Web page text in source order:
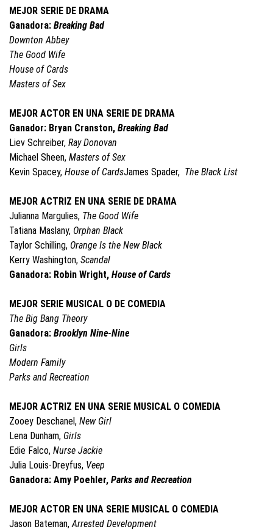
MEJOR SERIE DE DRAMA
Ganadora: Breaking Bad
Downton Abbey
The Good Wife
House of Cards
Masters of Sex
MEJOR ACTOR EN UNA SERIE DE DRAMA
Ganador: Bryan Cranston, Breaking Bad
Liev Schreiber, Ray Donovan
Michael Sheen, Masters of Sex
Kevin Spacey, House of CardsJames Spader, The Black List
MEJOR ACTRIZ EN UNA SERIE DE DRAMA
Julianna Margulies, The Good Wife
Tatiana Maslany, Orphan Black
Taylor Schilling, Orange Is the New Black
Kerry Washington, Scandal
Ganadora: Robin Wright, House of Cards
MEJOR SERIE MUSICAL O DE COMEDIA
The Big Bang Theory
Ganadora: Brooklyn Nine-Nine
Girls
Modern Family
Parks and Recreation
MEJOR ACTRIZ EN UNA SERIE MUSICAL O COMEDIA
Zooey Deschanel, New Girl
Lena Dunham, Girls
Edie Falco, Nurse Jackie
Julia Louis-Dreyfus, Veep
Ganadora: Amy Poehler, Parks and Recreation
MEJOR ACTOR EN UNA SERIE MUSICAL O COMEDIA
Jason Bateman,Arrested Development